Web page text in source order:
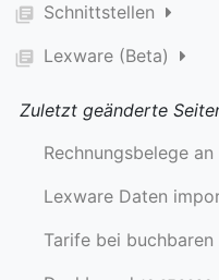
library_books Schnittstellen
library_books Lexware (Beta)
Zuletzt geänderte
Rechnungsbelege
Lexware Daten
Tarife bei